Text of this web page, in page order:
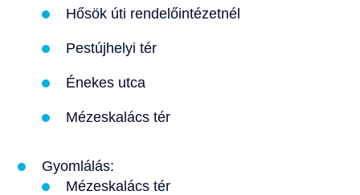
Hősök úti rendelőintézetnél
Pestújhelyi tér
Énekes utca
Mézeskalács tér
Gyomlálás:
Mézeskalács tér